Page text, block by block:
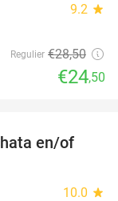
9.2 star
Regulier €28,50
€24,50
56%
en/of
10.0 star